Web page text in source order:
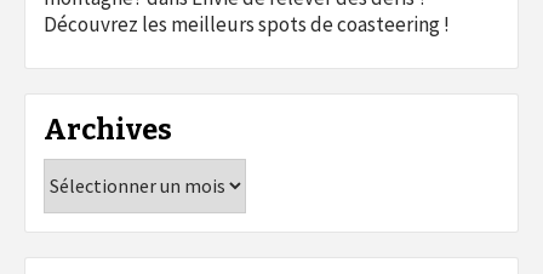
Découvrez les meilleurs spots de coasteering !
Archives